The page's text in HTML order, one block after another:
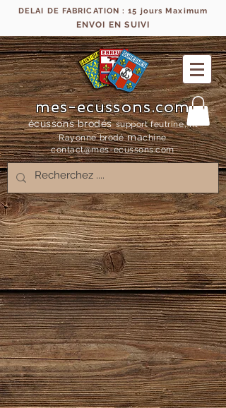
DELAI DE FABRICATION : 15 jours Maximum
ENVOI EN SUIVI
mes-ecussons.com
écussons brodés support feutrine, fil
Rayonne brodémachine
contact@mes-ecussons.com